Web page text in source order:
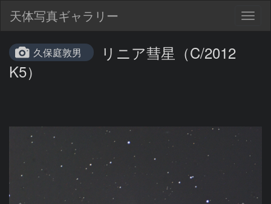
天体写真ギャラリー
久保庭敦男
リニア彗星（C/2012
K5）